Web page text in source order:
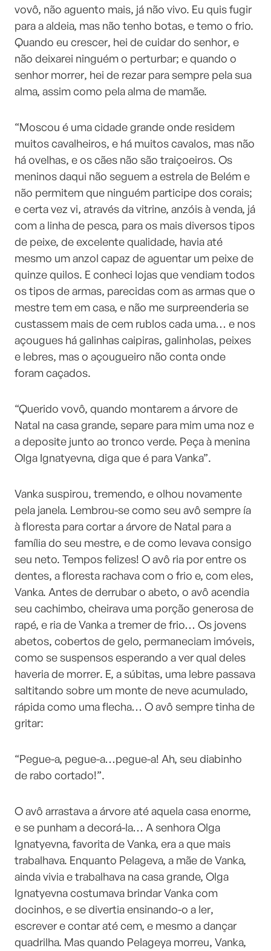
vovô, não aguento mais, já não vivo. Eu quis fugir
para a aldeia, mas não tenho botas, e temo o frio.
Quando eu crescer, hei de cuidar do senhor, e
não deixarei ninguém o perturbar; e quando o
senhor morrer, hei de rezar para sempre pela sua
alma, assim como pela alma de mamãe.
“Moscou é uma cidade grande onde residem
muitos cavalheiros, e há muitos cavalos, mas não
há ovelhas, e os cães não são traiçoeiros. Os
meninos daqui não seguem a estrela de Belém e
não permitem que ninguém participe dos corais;
e certa vez vi, através da vitrine, anzóis à venda, já
com a linha de pesca, para os mais diversos tipos
de peixe, de excelente qualidade, havia até
mesmo um anzol capaz de aguentar um peixe de
quinze quilos. E conheci lojas que vendiam todos
os tipos de armas, parecidas com as armas que o
mestre tem em casa, e não me surpreenderia se
custassem mais de cem rublos cada uma… e nos
açougues há galinhas caipiras, galinholas, peixes
e lebres, mas o açougueiro não conta onde
foram caçados.
“Querido vovô, quando montarem a árvore de
Natal na casa grande, separe para mim uma noz e
a deposite junto ao tronco verde. Peça à menina
Olga Ignatyevna, diga que é para Vanka”.
Vanka suspirou, tremendo, e olhou novamente
pela janela. Lembrou-se como seu avô sempre ía
à floresta para cortar a árvore de Natal para a
família do seu mestre, e de como levava consigo
seu neto. Tempos felizes! O avô ria por entre os
dentes, a floresta rachava com o frio e, com eles,
Vanka. Antes de derrubar o abeto, o avô acendia
seu cachimbo, cheirava uma porção generosa de
rapé, e ria de Vanka a tremer de frio… Os jovens
abetos, cobertos de gelo, permaneciam imóveis,
como se suspensos esperando a ver qual deles
haveria de morrer. E, a súbitas, uma lebre passava
saltitando sobre um monte de neve acumulado,
rápida como uma flecha… O avô sempre tinha de
gritar:
“Pegue-a, pegue-a…pegue-a! Ah, seu diabinho
de rabo cortado!”.
O avô arrastava a árvore até aquela casa enorme,
e se punham a decorá-la… A senhora Olga
Ignatyevna, favorita de Vanka, era a que mais
trabalhava. Enquanto Pelageva, a mãe de Vanka,
ainda vivia e trabalhava na casa grande, Olga
Ignatyevna costumava brindar Vanka com
docinhos, e se divertia ensinando-o a ler,
escrever e contar até cem, e mesmo a dançar
quadrilha. Mas quando Pelageya morreu, Vanka,